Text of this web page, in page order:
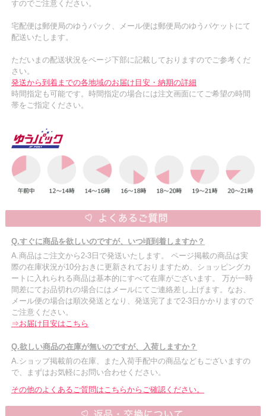
すのでご注意ください。
宅配便は郵便局のゆうパック、メール便は郵便局のゆうパケットにて
配送いたします。
ただいまの配送状況をページ下部に記載しておりますのでご参考くだ
さい。
発送から到着までの各地域のお届け目安・納期の詳細
時間指定も可能です。時間指定の場合には注文画面にてご希望の時間
帯をご指定ください。
Q.すぐに商品を欲しいのですが、いつ頃到着しますか？
A.商品はご注文から2-3日で発送いたします。 ページ掲載の商品は実
際の在庫状況が10分おきに更新されておりますため、ショッピングカ
ートに入れられる商品は基本的にすべて在庫がございます。 万が一時
間差にてお品切れの場合にはメールにてご連絡差し上げます。なお、
メール便の場合は順次発送となり、発送完了まで2-3日かかりますので
ご注意ください。
⇒お届け目安はこちら
Q.欲しい商品の在庫が無いのですが、入荷しますか？
A.ショップ掲載前の在庫、また入荷手配中の商品などもございますの
で、まずはお気軽にお問い合わせください。
その他のよくあるご質問はこちらからご確認ください。